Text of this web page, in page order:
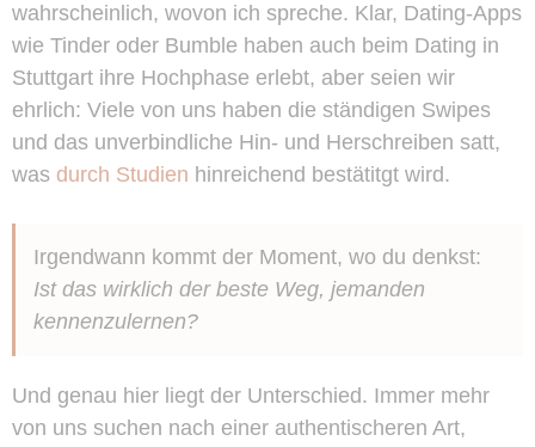
wahrscheinlich, wovon ich spreche. Klar, Dating-Apps
wie Tinder oder Bumble haben auch beim Dating in
Stuttgart ihre Hochphase erlebt, aber seien wir
ehrlich: Viele von uns haben die ständigen Swipes
und das unverbindliche Hin- und Herschreiben satt,
was durch Studien hinreichend bestätitgt wird.
Irgendwann kommt der Moment, wo du denkst:
Ist das wirklich der beste Weg, jemanden
kennenzulernen?
Und genau hier liegt der Unterschied. Immer mehr
von uns suchen nach einer authentischeren Art,